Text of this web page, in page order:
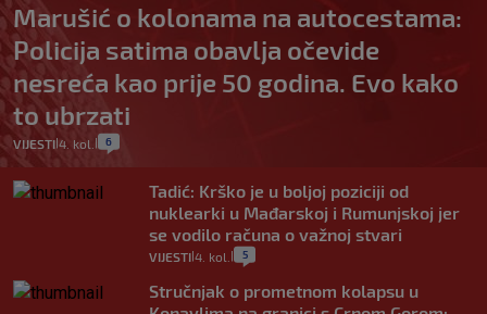
Marušić o kolonama na autocestama:
Policija satima obavlja očevide
nesreća kao prije 50 godina. Evo kako
to ubrzati
VIJESTI 4. kol. 6
Tadić: Krško je u boljoj poziciji od
nuklearki u Mađarskoj i Rumunjskoj jer
se vodilo računa o važnoj stvari
VIJESTI 4. kol. 5
Stručnjak o prometnom kolapsu u